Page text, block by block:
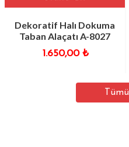
Dekoratif Halı Dokuma
Taban Alaçatı A-8027
1.650,00 ₺